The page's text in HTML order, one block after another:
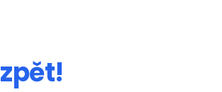
zpět!